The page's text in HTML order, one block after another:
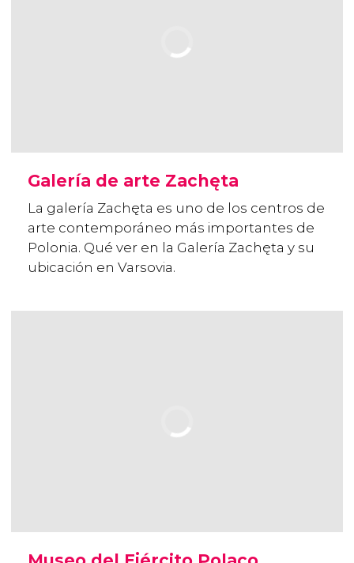
Galería de arte Zachęta
La galería Zachęta es uno de los centros de
arte contemporáneo más importantes de
Polonia. Qué ver en la Galería Zachęta y su
ubicación en Varsovia.